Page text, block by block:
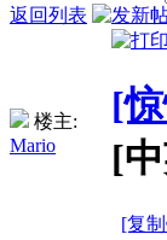
返回列表
楼主:
Mario
[
[
[复